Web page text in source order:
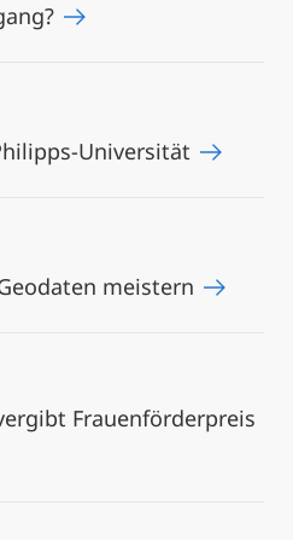
Universität
meistern
Frauenförderpreis